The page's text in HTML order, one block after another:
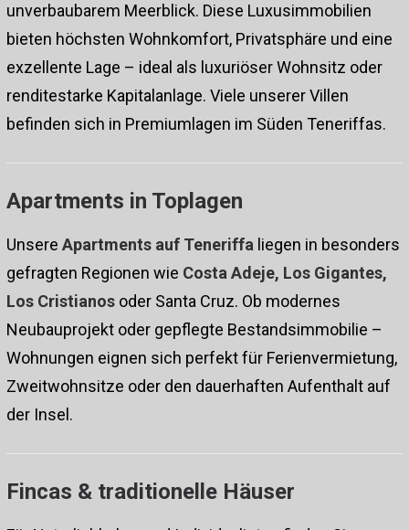
unverbaubarem Meerblick. Diese Luxusimmobilien
bieten höchsten Wohnkomfort, Privatsphäre und eine
exzellente Lage – ideal als luxuriöser Wohnsitz oder
renditestarke Kapitalanlage. Viele unserer Villen
befinden sich in Premiumlagen im Süden Teneriffas.
Apartments in Toplagen
Unsere Apartments auf Teneriffa liegen in besonders
gefragten Regionen wie Costa Adeje, Los Gigantes,
Los Cristianos oder Santa Cruz. Ob modernes
Neubauprojekt oder gepflegte Bestandsimmobilie –
Wohnungen eignen sich perfekt für Ferienvermietung,
Zweitwohnsitze oder den dauerhaften Aufenthalt auf
der Insel.
Fincas & traditionelle Häuser